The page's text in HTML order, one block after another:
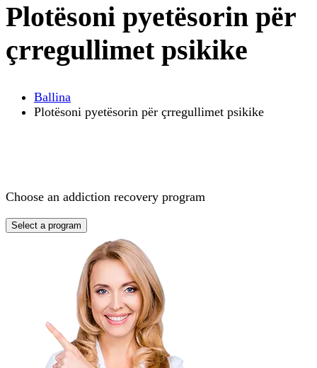
Plotësoni pyetësorin për
çrregullimet psikike
Ballina
Plotësoni pyetësorin për çrregullimet psikike
Choose an addiction recovery program
Select a program